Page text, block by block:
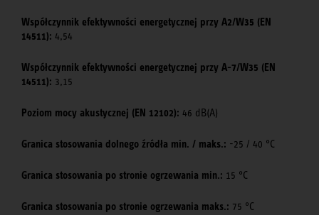
Współczynnik efektywności energetycznej przy A2/W35 (EN
14511): 4,54
Współczynnik efektywności energetycznej przy A-7/W35 (EN
14511): 3,15
Poziom mocy akustycznej (EN 12102): 46 dB(A)
Granica stosowania dolnego źródła min. / maks.: -25 / 40 °C
Granica stosowania po stronie ogrzewania min.: 15 °C
Granica stosowania po stronie ogrzewania maks.: 75 °C